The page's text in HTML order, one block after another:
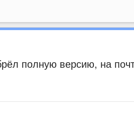
полную версию, на